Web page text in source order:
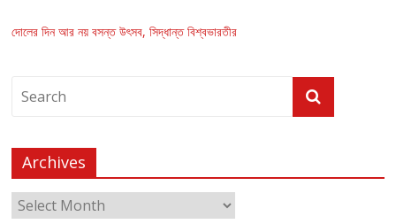
দোলের দিন আর নয় বসন্ত উৎসব, সিদ্ধান্ত বিশ্বভারতীর
Archives